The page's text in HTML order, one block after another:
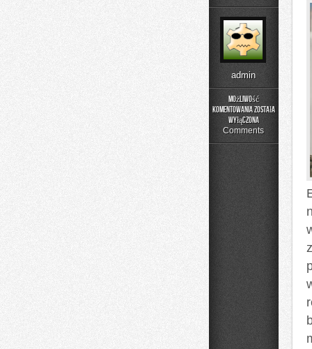
admin
Możliwość
komentowania
Edukacja
Styl
została
wyłączona
Comments